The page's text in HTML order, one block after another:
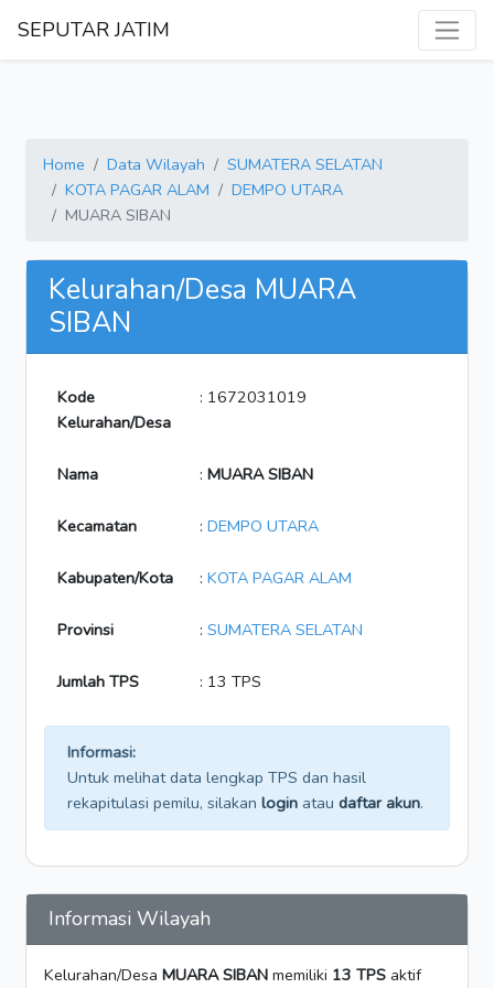
SEPUTAR JATIM
Home Data Wilayah
SUMATERA SELATAN
KOTA PAGAR ALAM
DEMPO UTARA
MUARA SIBAN
Kelurahan/Desa MUARA
SIBAN
Kode
Kelurahan/Desa
: 1672031019
Nama : MUARA SIBAN
Kecamatan : DEMPO UTARA
Kabupaten/Kota : KOTA PAGAR ALAM
Provinsi : SUMATERA SELATAN
Jumlah TPS : 13 TPS
Informasi:
Untuk melihat data lengkap TPS dan hasil
rekapitulasi pemilu, silakan login atau daftar akun.
Informasi Wilayah
Kelurahan/Desa MUARA SIBAN memiliki 13 TPS aktif